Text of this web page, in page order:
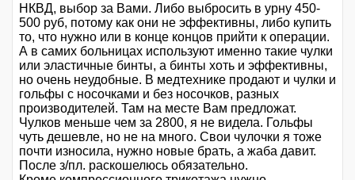
НКВД, выбор за Вами. Либо выбросить в урну 450-
500 руб, потому как они не эффективны, либо купить
то, что нужно или в конце концов прийти к операции.
А в самих больницах используют именно такие чулки
или эластичные бинты, а бинты хоть и эффективны,
но очень неудобные. В медтехнике продают и чулки и
гольфы с носочками и без носочков, разных
производителей. Там на месте Вам предложат.
Чулков меньше чем за 2800, я не видела. Гольфы
чуть дешевле, но не на много. Свои чулочки я тоже
почти износила, нужно новые брать, а жаба давит.
После з/пл. раскошелюсь обязательно.